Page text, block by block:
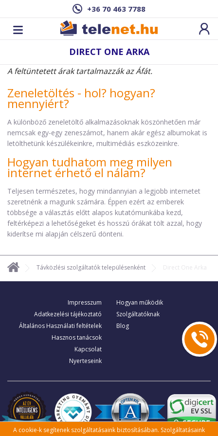
+36 70 463 7788
DIRECT ONE ARKA
A feltüntetett árak tartalmazzák az Áfát.
Zeneletöltés - hol? hogyan?
mennyiért?
A különböző zeneletöltő alkalmazásoknak köszönhetően már
nemcsak egy-egy zeneszámot, hanem akár egész albumokat is
letölthetünk készülékeinkre, multimédiás eszközeinkre.
Hogyan tudhatom meg milyen
internet érhető el nálam?
Teljesen természetes, hogy mindannyian a legjobb internetet
szeretnénk a magunk számára. Éppen ezért az emberek
többsége a választás előtt alapos kutatómunkába kezd,
feltérképezi a lehetőségeket és hosszú órákat tölt azzal, hogy
kiderítse mi alapján célszerű dönteni.
Távközlési szolgáltatók településenként Direct One Arka
Impresszum
Adatkezelési tájékoztató
Általános Használati feltételek
Hasznos tanácsok
Kapcsolat
Nyerteseink
Hogyan működik
Szolgáltatóknak
Blog
A cookie-k segítenek szolgáltatásaink biztosításában. Szolgáltatásaink